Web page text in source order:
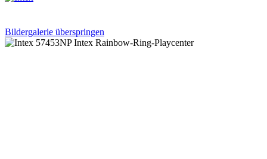
Bildergalerie überspringen